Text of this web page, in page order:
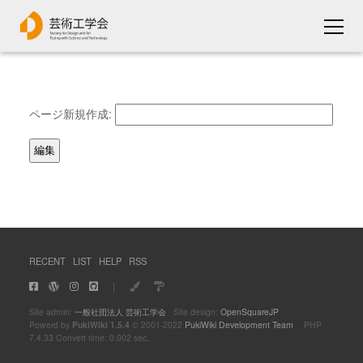
ページ新規作成:
RECENT LIST HELP RSS
｜
Site admin: 一般社団法人 芸術工学会Site design: OpenSquareJP
Powerd by PukiWiki 1.5.4 © 2001-2022 PukiWiki Development Team PHP
7.4.33 Convert time: 0.002 sec.